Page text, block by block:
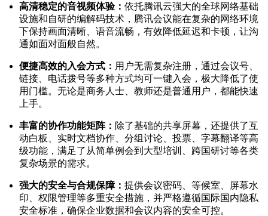
高清稳定的音视频体验： 依托腾讯云强大的全球网络基础
设施和自研的编解码技术，腾讯会议能在复杂的网络环境
下保持画面清晰、语音流畅，有效降低延迟和卡顿，让沟
通如面对面般自然。
便捷高效的入会方式： 用户无需复杂注册，通过会议号、
链接、电话拨号等多种方式均可一键入会，极大降低了使
用门槛。无论是商务人士、教师还是普通用户，都能快速
上手。
丰富的协作功能矩阵： 除了基础的共享屏幕，还提供了互
动白板、实时文档协作、分组讨论、投票、字幕翻译等高
级功能，满足了从简单例会到大型培训、跨国研讨等各类
复杂场景的需求。
强大的安全与合规保障： 提供会议密码、等候室、屏幕水
印、权限管理等多重安全措施，并严格遵循国际国内隐私
安全标准，确保企业数据和会议内容的安全可控。